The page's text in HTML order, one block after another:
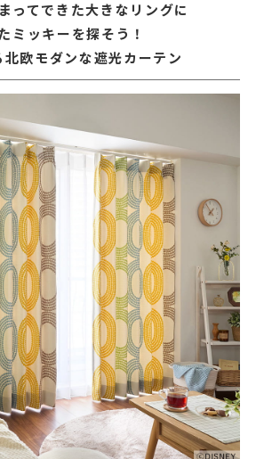
ってできた大きなリングに
ミッキーを探そう！
北欧モダンな遮光カーテン